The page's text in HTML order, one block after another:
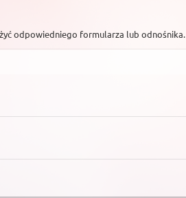
odpowiedniego formularza lub odnośnika.